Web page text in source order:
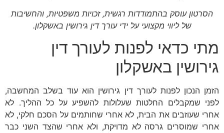
הסרטון עוסק בהתמודדות רגשית, זכויות משפטיות, והחשיבות
של ליווי מקצועי על ידי עורך דין גירושין באשקלון.
מתי כדאי לפנות לעורך דין
גירושין באשקלון
הזמן הנכון לפנות לעורך דין גירושין הוא עוד בשלב המחשבה,
לפני שמקבלים החלטות שעלולות להשפיע על כל ההליך. לא
אחרי שעוזבים את הבית, לא אחרי שחותמים על הסכם חלקי, לא
אחרי שמוסרים גרסה לא מדויקת, ולא אחרי שהצד השני כבר